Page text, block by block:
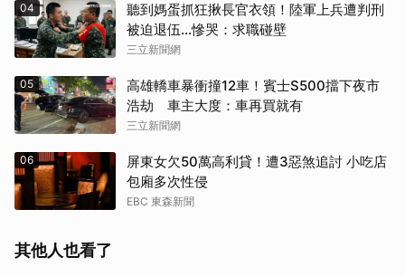
04
聽到媽蛋抓狂揪長官衣領！陸軍上兵遭判刑
被迫退伍…慘哭：求職碰壁
三立新聞網
05
高雄轎車暴衝撞12車！賓士S500擋下夜市
浩劫 車主大度：車再買就有
三立新聞網
06
屏東女欠50萬高利貸！遭3惡煞追討 小吃店
包廂多次性侵
EBC 東森新聞
其他人也看了